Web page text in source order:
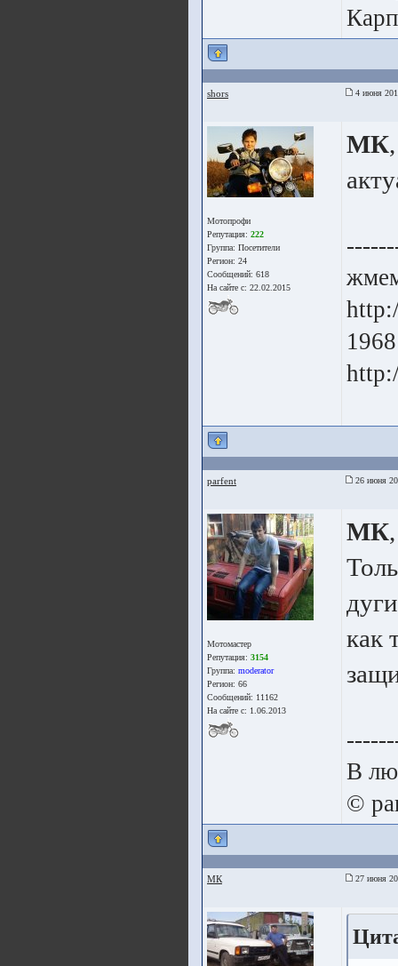
shors 4 июня
Мотопрофи
Репутация: 222
Группа: Посетители
Регион: 24
Сообщений: 618
На сайте с: 22.02.2015
МК,
1968
parfent 26 июня
Мотомастер
Репутация: 3154
Группа: moderator
Регион: 66
Сообщений: 11162
На сайте с: 1.06.2013
МК,
как
В
©
МК 27 июня